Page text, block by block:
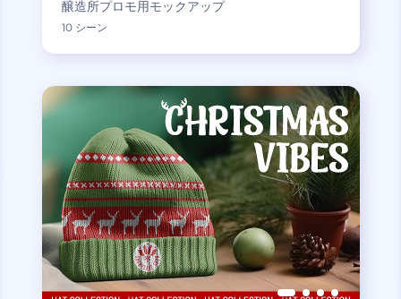
醸造所プロモ用モックアップ
10 シーン